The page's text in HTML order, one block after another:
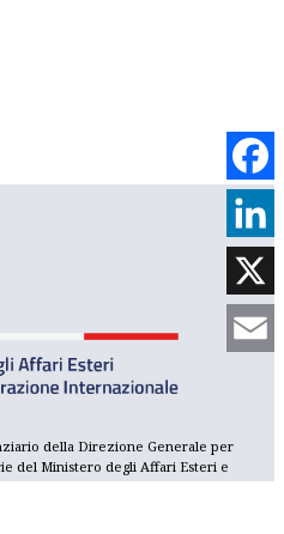
della Direzione Generale per
del Ministero degli Affari Esteri e
del Consolato Generale
X